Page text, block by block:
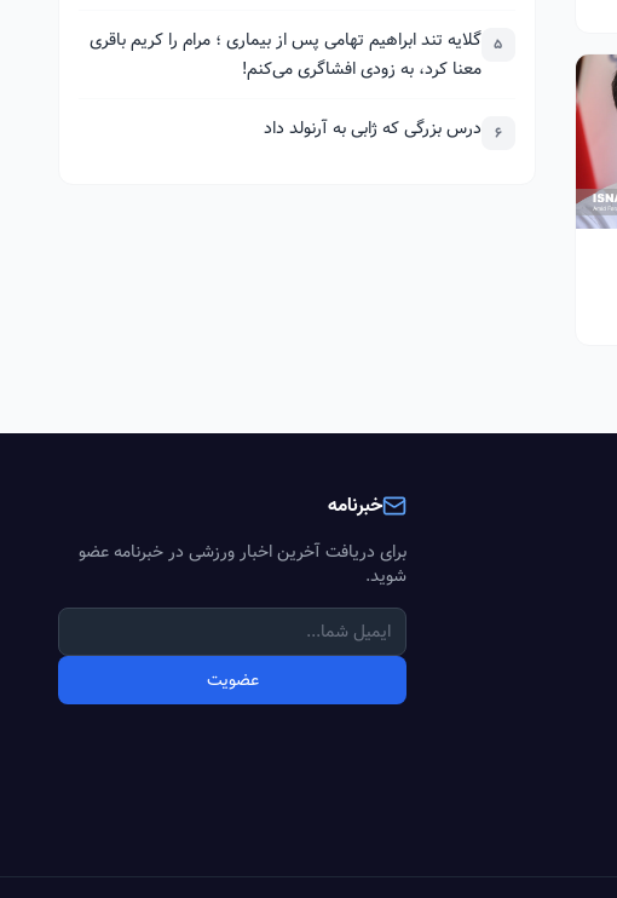
5 گلایه تند ابراهیم تهامی پس از بیماری ؛ مرام را کریم باقری
معنا کرد، به زودی افشاگری می‌کنم!
6 درس بزرگی که ژابی به آرنولد داد
خبرنامه
برای دریافت آخرین اخبار ورزشی در خبرنامه عضو
شوید.
عضویت